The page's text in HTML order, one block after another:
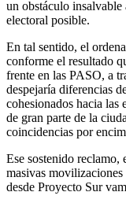
un obstáculo
electoral posible.
En tal sentido, el
conforme el resultado
frente en las PASO, a
despejaría diferencias
cohesionados hacia las
de gran parte de la
coincidencias por
Ese sostenido reclamo,
masivas
desde Proyecto Sur